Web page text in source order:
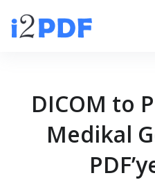
DICOM to
Medikal